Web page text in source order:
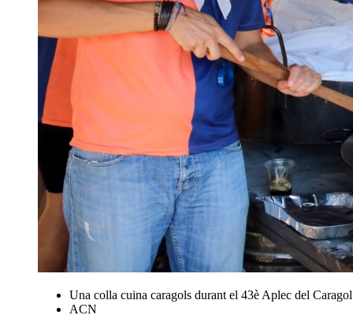
Una colla cuina caragols durant el 43è Aplec del
ACN